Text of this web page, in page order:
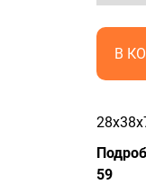
В
59